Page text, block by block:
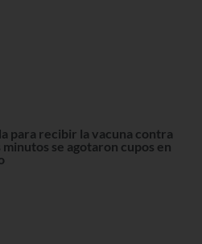
para recibir la vacuna contra
se agotaron cupos en